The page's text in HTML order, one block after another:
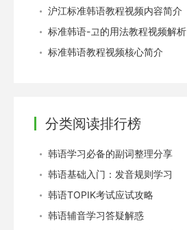
沪江标准韩语教程视频内容简介
标准韩语-고的用法教程视频解析
标准韩语教程视频核心简介
分类阅读排行榜
韩语学习必备的副词整理分享
韩语基础入门：发音规则学习
韩语TOPIK考试应试攻略
韩语辅音学习答疑解惑